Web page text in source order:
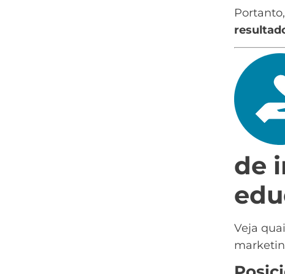
Portanto,
de
Veja